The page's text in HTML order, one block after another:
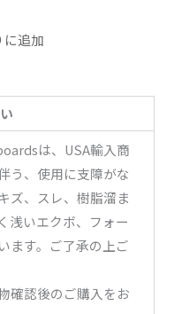
に追加
は、USA輸入商
う、使用に支障がな
ズ、スレ、樹脂溜ま
浅いエクボ、フォー
ます。ご了承の上ご
確認後のご購入をお